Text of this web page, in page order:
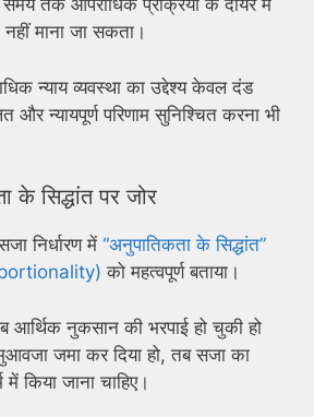
तक आपराधिक प्रक्रिया के दायरे में
माना जा सकता।
न्याय व्यवस्था का उद्देश्य केवल दंड
और न्यायपूर्ण परिणाम सुनिश्चित करना भी
के सिद्धांत पर जोर
निर्धारण में “अनुपातिकता के सिद्धांत”
को महत्वपूर्ण बताया।
नुकसान की भरपाई हो चुकी हो
मुआवजा जमा कर दिया हो, तब सजा का
किया जाना चाहिए।